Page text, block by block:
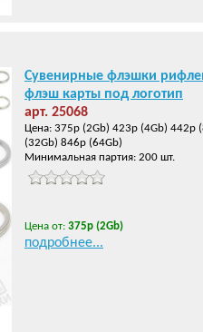
Сувенирные флэшки
флэш карты под логотип
арт. 25068
Цена: 375р (2Gb) 423р (4Gb) 442р
(32Gb) 846р (64Gb)
Минимальная партия: 200 шт.
Цена от: 375р (2Gb)
подробнее...